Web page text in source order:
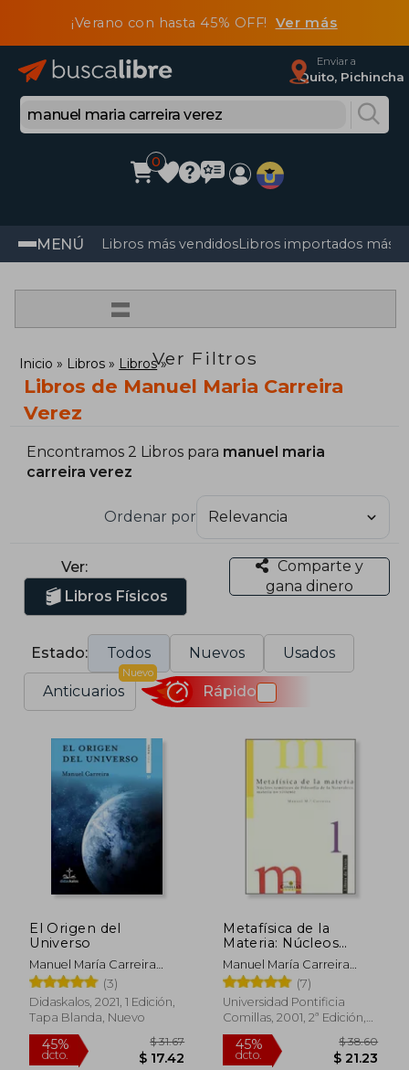
¡Verano con hasta 45% OFF! Ver más
Enviar a
Quito, Pichincha
0
MENÚ Libros más vendidosLibros importados más
=
Ver Filtros
Inicio Libros Libros
Libros de Manuel Maria Carreira
Verez
Encontramos 2 Libros para manuel maria
carreira verez
Ordenar por
Ver:
Libros Físicos
Comparte y
gana dinero
Estado: Todos Nuevos Usados
Anticuarios
Nuevo
Rápido
El Origen del
Universo
Manuel María Carreira
Vérez
(3)
Didaskalos, 2021, 1 Edición,
Tapa Blanda, Nuevo
Metafísica de la
Materia: Núcleos
Temáticos de
Filosofía de la
Naturaleza, Materia
no Viviente
Manuel María Carreira
Vérez
(7)
Universidad Pontificia
Comillas, 2001, 2ª Edición,
Tapa Blanda, Nuevo